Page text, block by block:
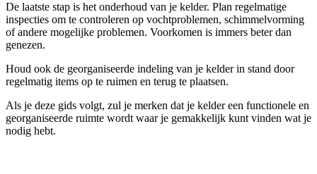
De laatste stap is het onderhoud van je kelder. Plan regelmatige
inspecties om te controleren op vochtproblemen, schimmelvorming
of andere mogelijke problemen. Voorkomen is immers beter dan
genezen.
Houd ook de georganiseerde indeling van je kelder in stand door
regelmatig items op te ruimen en terug te plaatsen.
Als je deze gids volgt, zul je merken dat je kelder een functionele en
georganiseerde ruimte wordt waar je gemakkelijk kunt vinden wat je
nodig hebt.